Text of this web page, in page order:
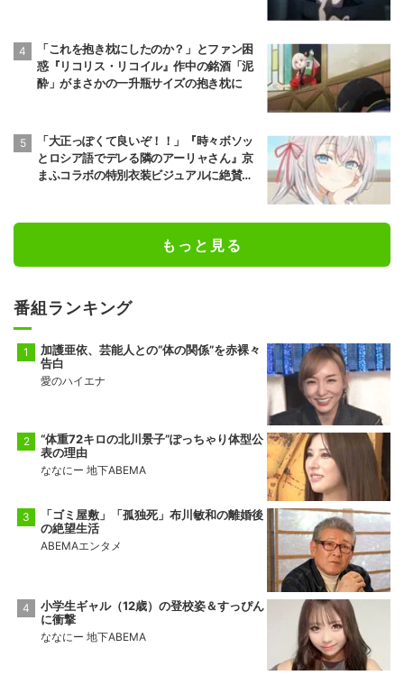
「これを抱き枕にしたのか？」とファン困
惑『リコリス・リコイル』作中の銘酒「泥
酔」がまさかの一升瓶サイズの抱き枕に
「大正っぽくて良いぞ！！」『時々ボソッ
とロシア語でデレる隣のアーリャさん』京
まふコラボの特別衣装ビジュアルに絶賛の
もっと見る
番組ランキング
加護亜依、芸能人との“体の関係”を赤裸々
告白
愛のハイエナ
“体重72キロの北川景子”ぽっちゃり体型公
表の理由
ななにー 地下ABEMA
「ゴミ屋敷」「孤独死」布川敏和の離婚後
の絶望生活
ABEMAエンタメ
小学生ギャル（12歳）の登校姿＆すっぴん
に衝撃
ななにー 地下ABEMA